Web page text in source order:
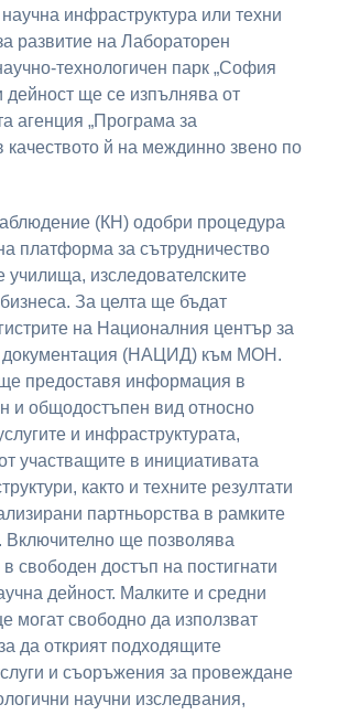
инфраструктура или техни
развитие на Лабораторен
технологичен парк „София
дейност ще се изпълнява от
агенция „Програма за
качеството й на междинно звено по
(КН) одобри процедура
платформа за сътрудничество
изследователските
За целта ще бъдат
на Националния център за
(НАЦИД) към МОН.
предоставя информация в
и общодостъпен вид относно
и инфраструктурата,
участващите в инициативата
както и техните резултати
партньорства в рамките
Включително ще позволява
свободен достъп на постигнати
дейност. Малките и средни
могат свободно да използват
да открият подходящите
и съоръжения за провеждане
научни изследвания,